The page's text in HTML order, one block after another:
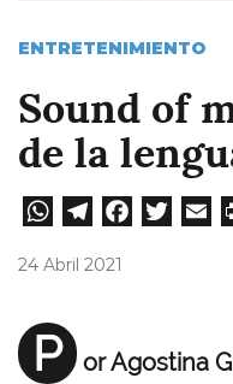
ENTRETENIMIENTO
Sound of
de la
W
A
pp
Te
m
Fa
24 Abril 2021
P or Agostina